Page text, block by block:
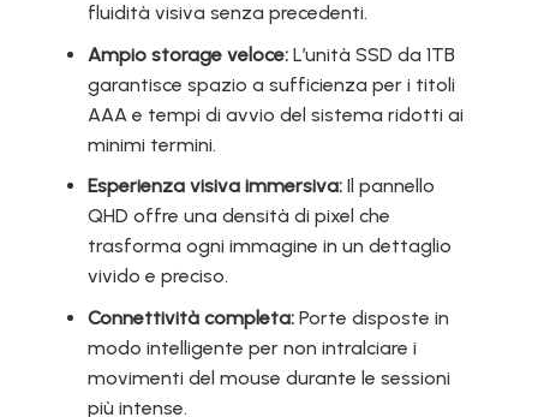
fluidità visiva senza precedenti.
Ampio storage veloce:L’unità SSD da 1TB
garantisce spazio a sufficienza per i titoli
AAA e tempi di avvio del sistema ridotti ai
minimi termini.
Esperienza visiva immersiva:Il pannello
QHD offre una densità di pixel che
trasforma ogni immagine in un dettaglio
vivido e preciso.
Connettività completa:Porte disposte in
modo intelligente per non intralciare i
movimenti del mouse durante le sessioni
più intense.